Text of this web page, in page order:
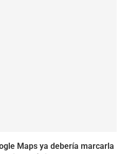
Maps ya debería marcarla